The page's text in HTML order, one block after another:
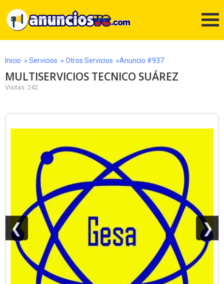
Inicio » Servicios » Otros Servicios »Anuncio #937
MULTISERVICIOS TECNICO SUÁREZ
Visitas: 242
❮ ❯